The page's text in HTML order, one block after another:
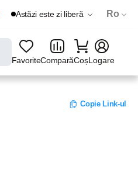
Astăzi este zi liberă Ro
FavoriteComparăCoșLogare
Copie Link-ul